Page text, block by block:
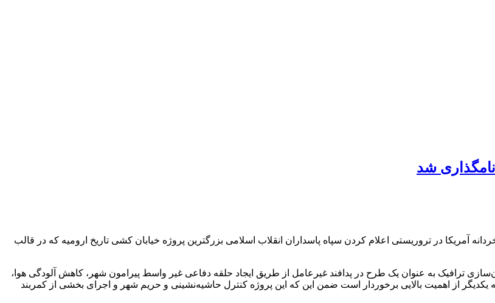
نامگذاری شد
آمریکا در تروریستی اعلام کردن سپاه پاسداران انقلاب اسلامی بزرگترین پروژه خیابان کشی تاریخ ارومیه که در قالب
ترافیک به عنوان یک طرح در پدافند غیرعامل از طریق ایجاد حلقه دفاعی غیر واسط پیرامون شهر، کاهش آلودگی هوا،
از اهمیت بالایی برخوردار است ضمن این که این پروژه کنترل حاشیه‌نشینی و حریم شهر و اجرای بخشی از کمربند